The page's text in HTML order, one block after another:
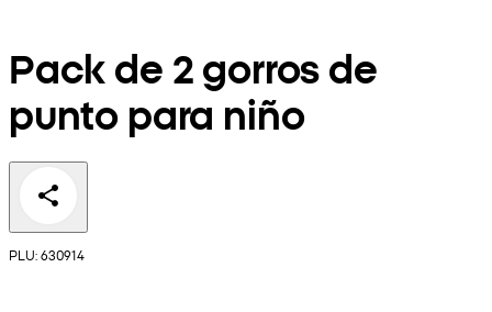
Pack de 2 gorros de
punto para niño
PLU: 630914